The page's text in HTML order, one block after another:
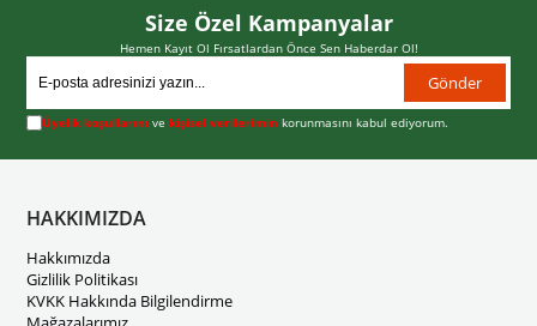
Size Özel Kampanyalar
Hemen Kayıt Ol Fırsatlardan Önce Sen Haberdar Ol!
Gönder
Üyelik koşullarını vekişisel verilerimin korunmasını kabul ediyorum.
HAKKIMIZDA
Hakkımızda
Gizlilik Politikası
KVKK Hakkında Bilgilendirme